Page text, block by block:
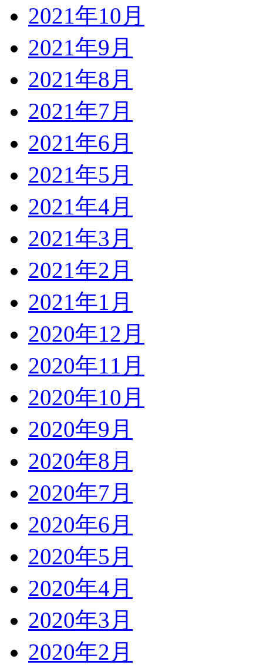
2021年10月
2021年9月
2021年8月
2021年7月
2021年6月
2021年5月
2021年4月
2021年3月
2021年2月
2021年1月
2020年12月
2020年11月
2020年10月
2020年9月
2020年8月
2020年7月
2020年6月
2020年5月
2020年4月
2020年3月
2020年2月